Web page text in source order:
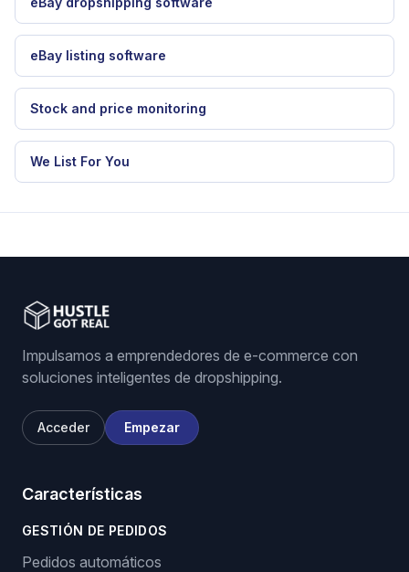
eBay listing software
Stock and price monitoring
We List For You
Impulsamos a emprendedores de e-commerce con
soluciones inteligentes de dropshipping.
Acceder Empezar
Características
GESTIÓN DE PEDIDOS
Pedidos automáticos